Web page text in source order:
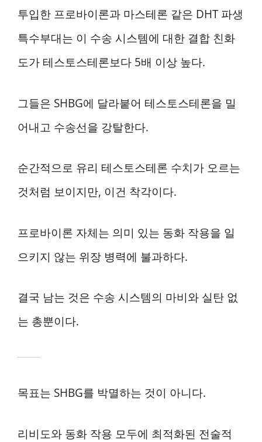
투입한 프로바이론과 마스테론 같은 DHT 파생
특수부대는 이 수송 시스템에 대한 결합 친화
도가 테스토스테론보다 5배 이상 높다.
그들은 SHBG에 달라붙어 테스토스테론을 밀
어내고 수송선을 강탈한다.
순간적으로 유리 테스토스테론 수치가 오르는
것처럼 보이지만, 이건 착각이다.
프로바이론 자체는 의미 있는 동화 작용을 일
으키지 않는 위장 병력에 불과하다.
결국 남는 것은 수송 시스템의 마비와 실탄 없
는 총뿐이다.
목표는 SHBG를 박멸하는 것이 아니다.
리비도와 동화 작용 모두에 최적화된 전술적